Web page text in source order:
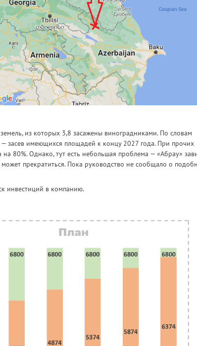
из которых 3,8 засажены виноградниками. По словам
— засев имеющихся площадей к концу 2027 года. При прочих
80%. Однако, тут есть небольшая проблема — «Абрау»
прекратиться. Пока руководство не сообщало о
инвестиций в компанию.